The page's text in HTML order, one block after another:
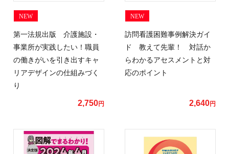
NEW
第一法規出版 介護施設・
事業所が実践したい！職員
の働きがいを引き出すキャ
リアデザインの仕組みづく
り
2,750円
NEW
訪問看護困難事例解決ガイ
ド 教えて先輩！ 対話か
らわかるアセスメントと対
応のポイント
2,640円